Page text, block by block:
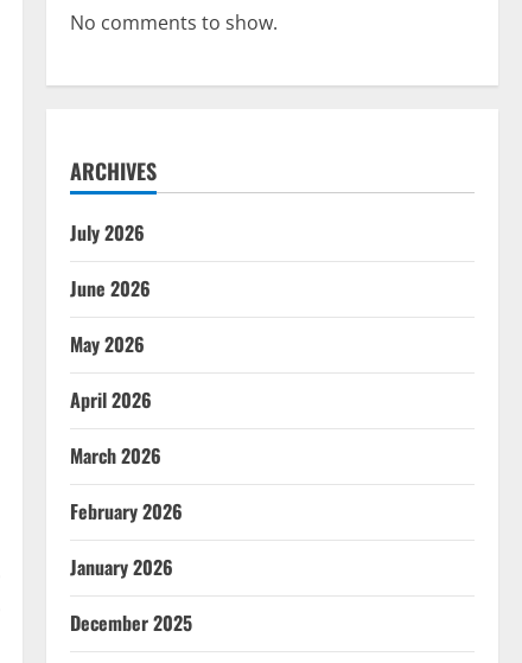
No comments to show.
ARCHIVES
July 2026
June 2026
May 2026
April 2026
March 2026
February 2026
January 2026
December 2025